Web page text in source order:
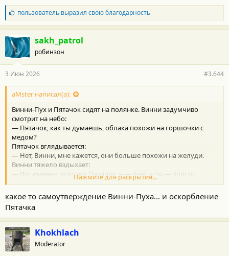
Б
л
а
г
о
д
а
н
о
с
и
:
пользовательвыразил свою благодарность
sakh_patrol
робинзон
3 Июн 2026 #3.644
aMster написал(а):
Винни-Пух и Пятачок сидят на полянке. Винни задумчиво
смотрит на небо:
— Пятачок, как ты думаешь, облака похожи на горшочки с
медом?
Пятачок вглядывается:
— Нет, Винни, мне кажется, они больше похожи на желуди.
Винни тяжело вздыхает:
— Вот именно поэтому, Пятачок, я — поэт, а ты — просто
свинья.
Нажмите для раскрытия...
какое то самоутверждение Винни-Пуха... и оскорбление
Пятачка
Khokhlach
Moderator